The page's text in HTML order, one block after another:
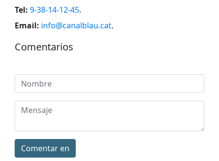
Tel: 9-38-14-12-45.
Email: info@canalblau.cat.
Comentarios
Comentar en